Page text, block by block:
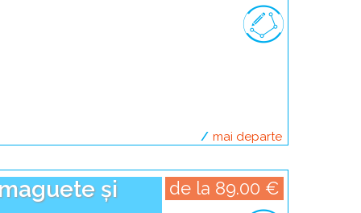
mai departedespre
și
de la 89.00 €